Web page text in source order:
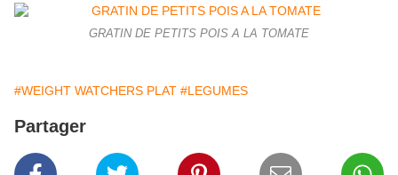
GRATIN DE PETITS POIS A LA TOMATE
#WEIGHT WATCHERS PLAT #LEGUMES
Partager